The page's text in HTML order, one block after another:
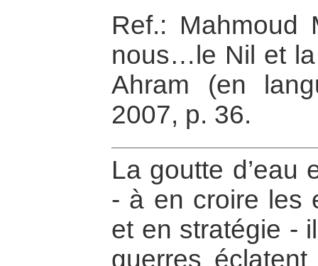
Ref.: Mahmoud
nous…le Nil et
Ahram (en
2007, p. 36.
La goutte d’eau
- à en croire les
et en stratégie -
guerres